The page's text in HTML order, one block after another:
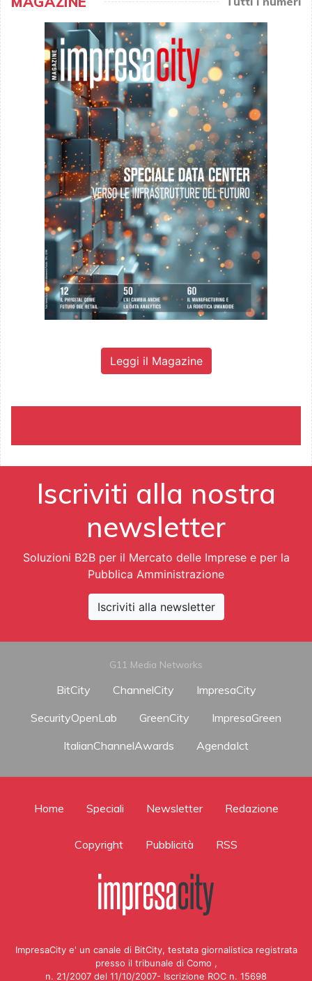
Leggi il Magazine
Iscriviti alla nostra
newsletter
Soluzioni B2B per il Mercato delle Imprese e per la
Pubblica Amministrazione
Iscriviti alla newsletter
G11 Media Networks
BitCity ChannelCity
ImpresaCity
SecurityOpenLab
GreenCity
ImpresaGreen
ItalianChannelAwards
AgendaIct
Home Speciali Newsletter Redazione
Copyright Pubblicità RSS
ImpresaCity e' un canale di BitCity, testata giornalistica registrata
presso il tribunale di Como ,
n. 21/2007 del 11/10/2007- Iscrizione ROC n. 15698